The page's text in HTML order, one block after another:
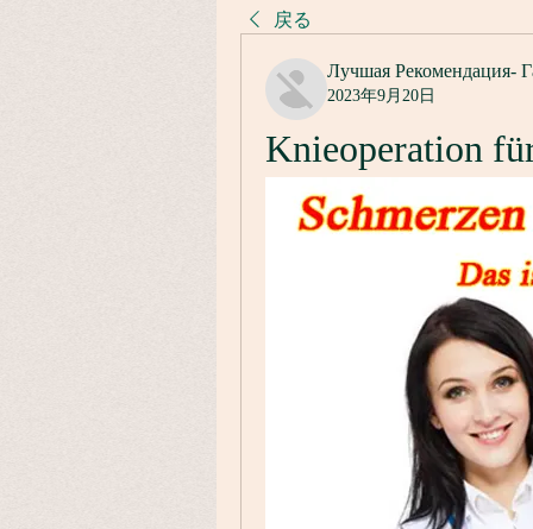
戻る
Лучшая Рекомендация-
2023年9月20日
Knieoperation